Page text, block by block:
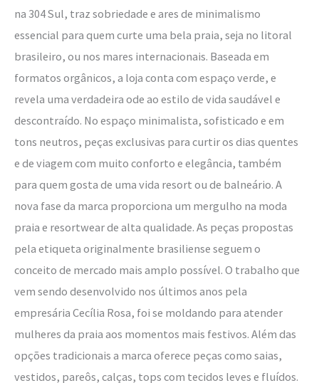
na 304 Sul, traz sobriedade e ares de minimalismo
essencial para quem curte uma bela praia, seja no litoral
brasileiro, ou nos mares internacionais. Baseada em
formatos orgânicos, a loja conta com espaço verde, e
revela uma verdadeira ode ao estilo de vida saudável e
descontraído. No espaço minimalista, sofisticado e em
tons neutros, peças exclusivas para curtir os dias quentes
e de viagem com muito conforto e elegância, também
para quem gosta de uma vida resort ou de balneário. A
nova fase da marca proporciona um mergulho na moda
praia e resortwear de alta qualidade. As peças propostas
pela etiqueta originalmente brasiliense seguem o
conceito de mercado mais amplo possível. O trabalho que
vem sendo desenvolvido nos últimos anos pela
empresária Cecília Rosa, foi se moldando para atender
mulheres da praia aos momentos mais festivos. Além das
opções tradicionais a marca oferece peças como saias,
vestidos, pareôs, calças, tops com tecidos leves e fluídos.